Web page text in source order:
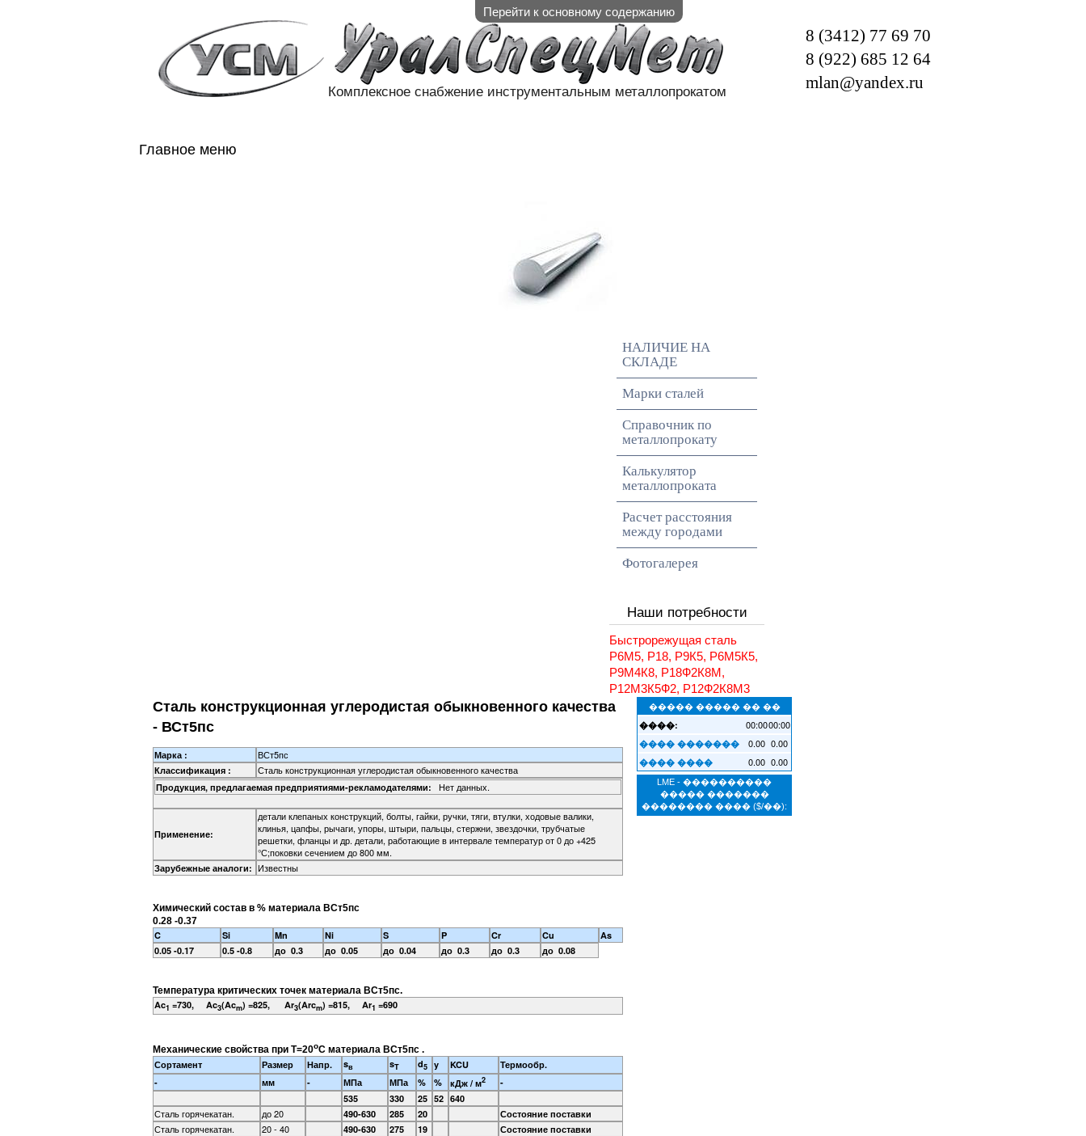
Перейти к основному содержанию
Комплексное снабжение инструментальным металлопрокатом
8 (3412) 77 69 70
8 (922) 685 12 64
mlan@yandex.ru
Главное меню
НАЛИЧИЕ НА
СКЛАДЕ
Марки сталей
Справочник по
металлопрокату
Калькулятор
металлопроката
Расчет расстояния
между городами
Фотогалерея
Наши потребности
Быстрорежущая сталь
Р6М5, Р18, Р9К5, Р6М5К5,
Р9М4К8, Р18Ф2К8М,
Р12М3К5Ф2, Р12Ф2К8М3
Сталь конструкционная углеродистая обыкновенного качества
- ВСт5пс
Марка : ВСт5пс
Классификация : Сталь конструкционная углеродистая обыкновенного качества
Продукция, предлагаемая предприятиями-рекламодателями: Нет данных.
Применение:
детали клепаных конструкций, болты, гайки, ручки, тяги, втулки, ходовые валики,
клинья, цапфы, рычаги, упоры, штыри, пальцы, стержни, звездочки, трубчатые
решетки, фланцы и др. детали, работающие в интервале температур от 0 до +425
°С;поковки сечением до 800 мм.
Зарубежные аналоги: Известны
Химический состав в % материала ВСт5пс
0.28 -0.37
C Si Mn Ni S P Cr Cu
As
0.05 -0.17
0.5 -0.8 до 0.3 до 0.05 до 0.04 до 0.3 до 0.3 до 0.08
Температура критических точек материала ВСт5пс.
Ac1 =730, Ac3(Acm) =825, Ar3(Arcm) =815, Ar1 =690
Механические свойства при Т=20oС материала ВСт5пс .
Сортамент Размер Напр. sв sT d5 y KCU
Термообр.
-
мм - МПа МПа % % кДж / м2
-
535
330 25 52 640
Сталь горячекатан. до 20 490-630 285 20 Состояние поставки
Сталь горячекатан. 20 - 40 490-630 275 19 Состояние поставки
����� ����� �� ��
����: 00:0000:00
���� ������� 0.00 0.00
���� ���� 0.00 0.00
LME - ����������
����� �������
�������� ���� ($/��):